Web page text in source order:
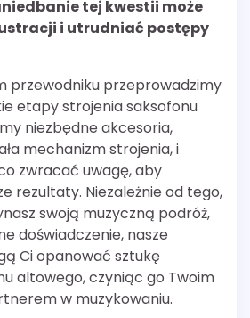
tej kwestii może
i utrudniać postępy
przewodniku przeprowadzimy
etapy strojenia saksofonu
niezbędne akcesoria,
mechanizm strojenia, i
zwracać uwagę, aby
rezultaty. Niezależnie od tego,
swoją muzyczną podróż,
doświadczenie, nasze
Ci opanować sztukę
altowego, czyniąc go Twoim
w muzykowaniu.